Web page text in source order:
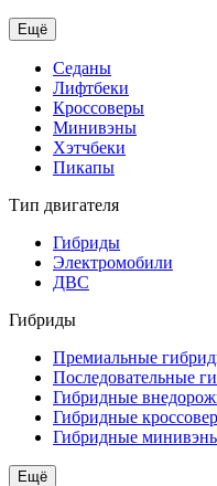
Ещё
Седаны
Лифтбеки
Кроссоверы
Минивэны
Хэтчбеки
Пикапы
Тип двигателя
Гибриды
Электромобили
ДВС
Гибриды
Премиальные
Последовательные
Гибридные
Гибридные
Гибридные
Ещё